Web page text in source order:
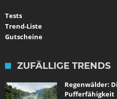
Tests
Trend-Liste
Gutscheine
ZUFÄLLIGE TRENDS
Regenwälder:
Pufferfähigkeit